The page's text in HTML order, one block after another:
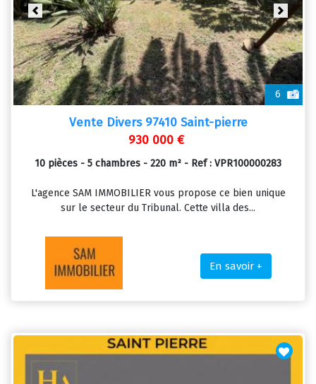
6
Previous Next
Vente Divers 97410 Saint-pierre
930 000 €
10 pièces - 5 chambres - 220 m² - Ref : VPR100000283
L'agence SAM IMMOBILIER vous propose ce bien unique
sur le secteur du Tribunal. Cette villa des...
En savoir +